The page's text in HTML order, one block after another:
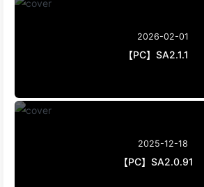
2026-02-01
【PC】SA2.1.1
2025-12-18
【PC】SA2.0.91